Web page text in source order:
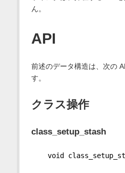
ん。
API
前述のデータ構造は、次の
す。
クラス操作
class_setup_stash
void